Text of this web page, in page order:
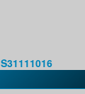
S31111016